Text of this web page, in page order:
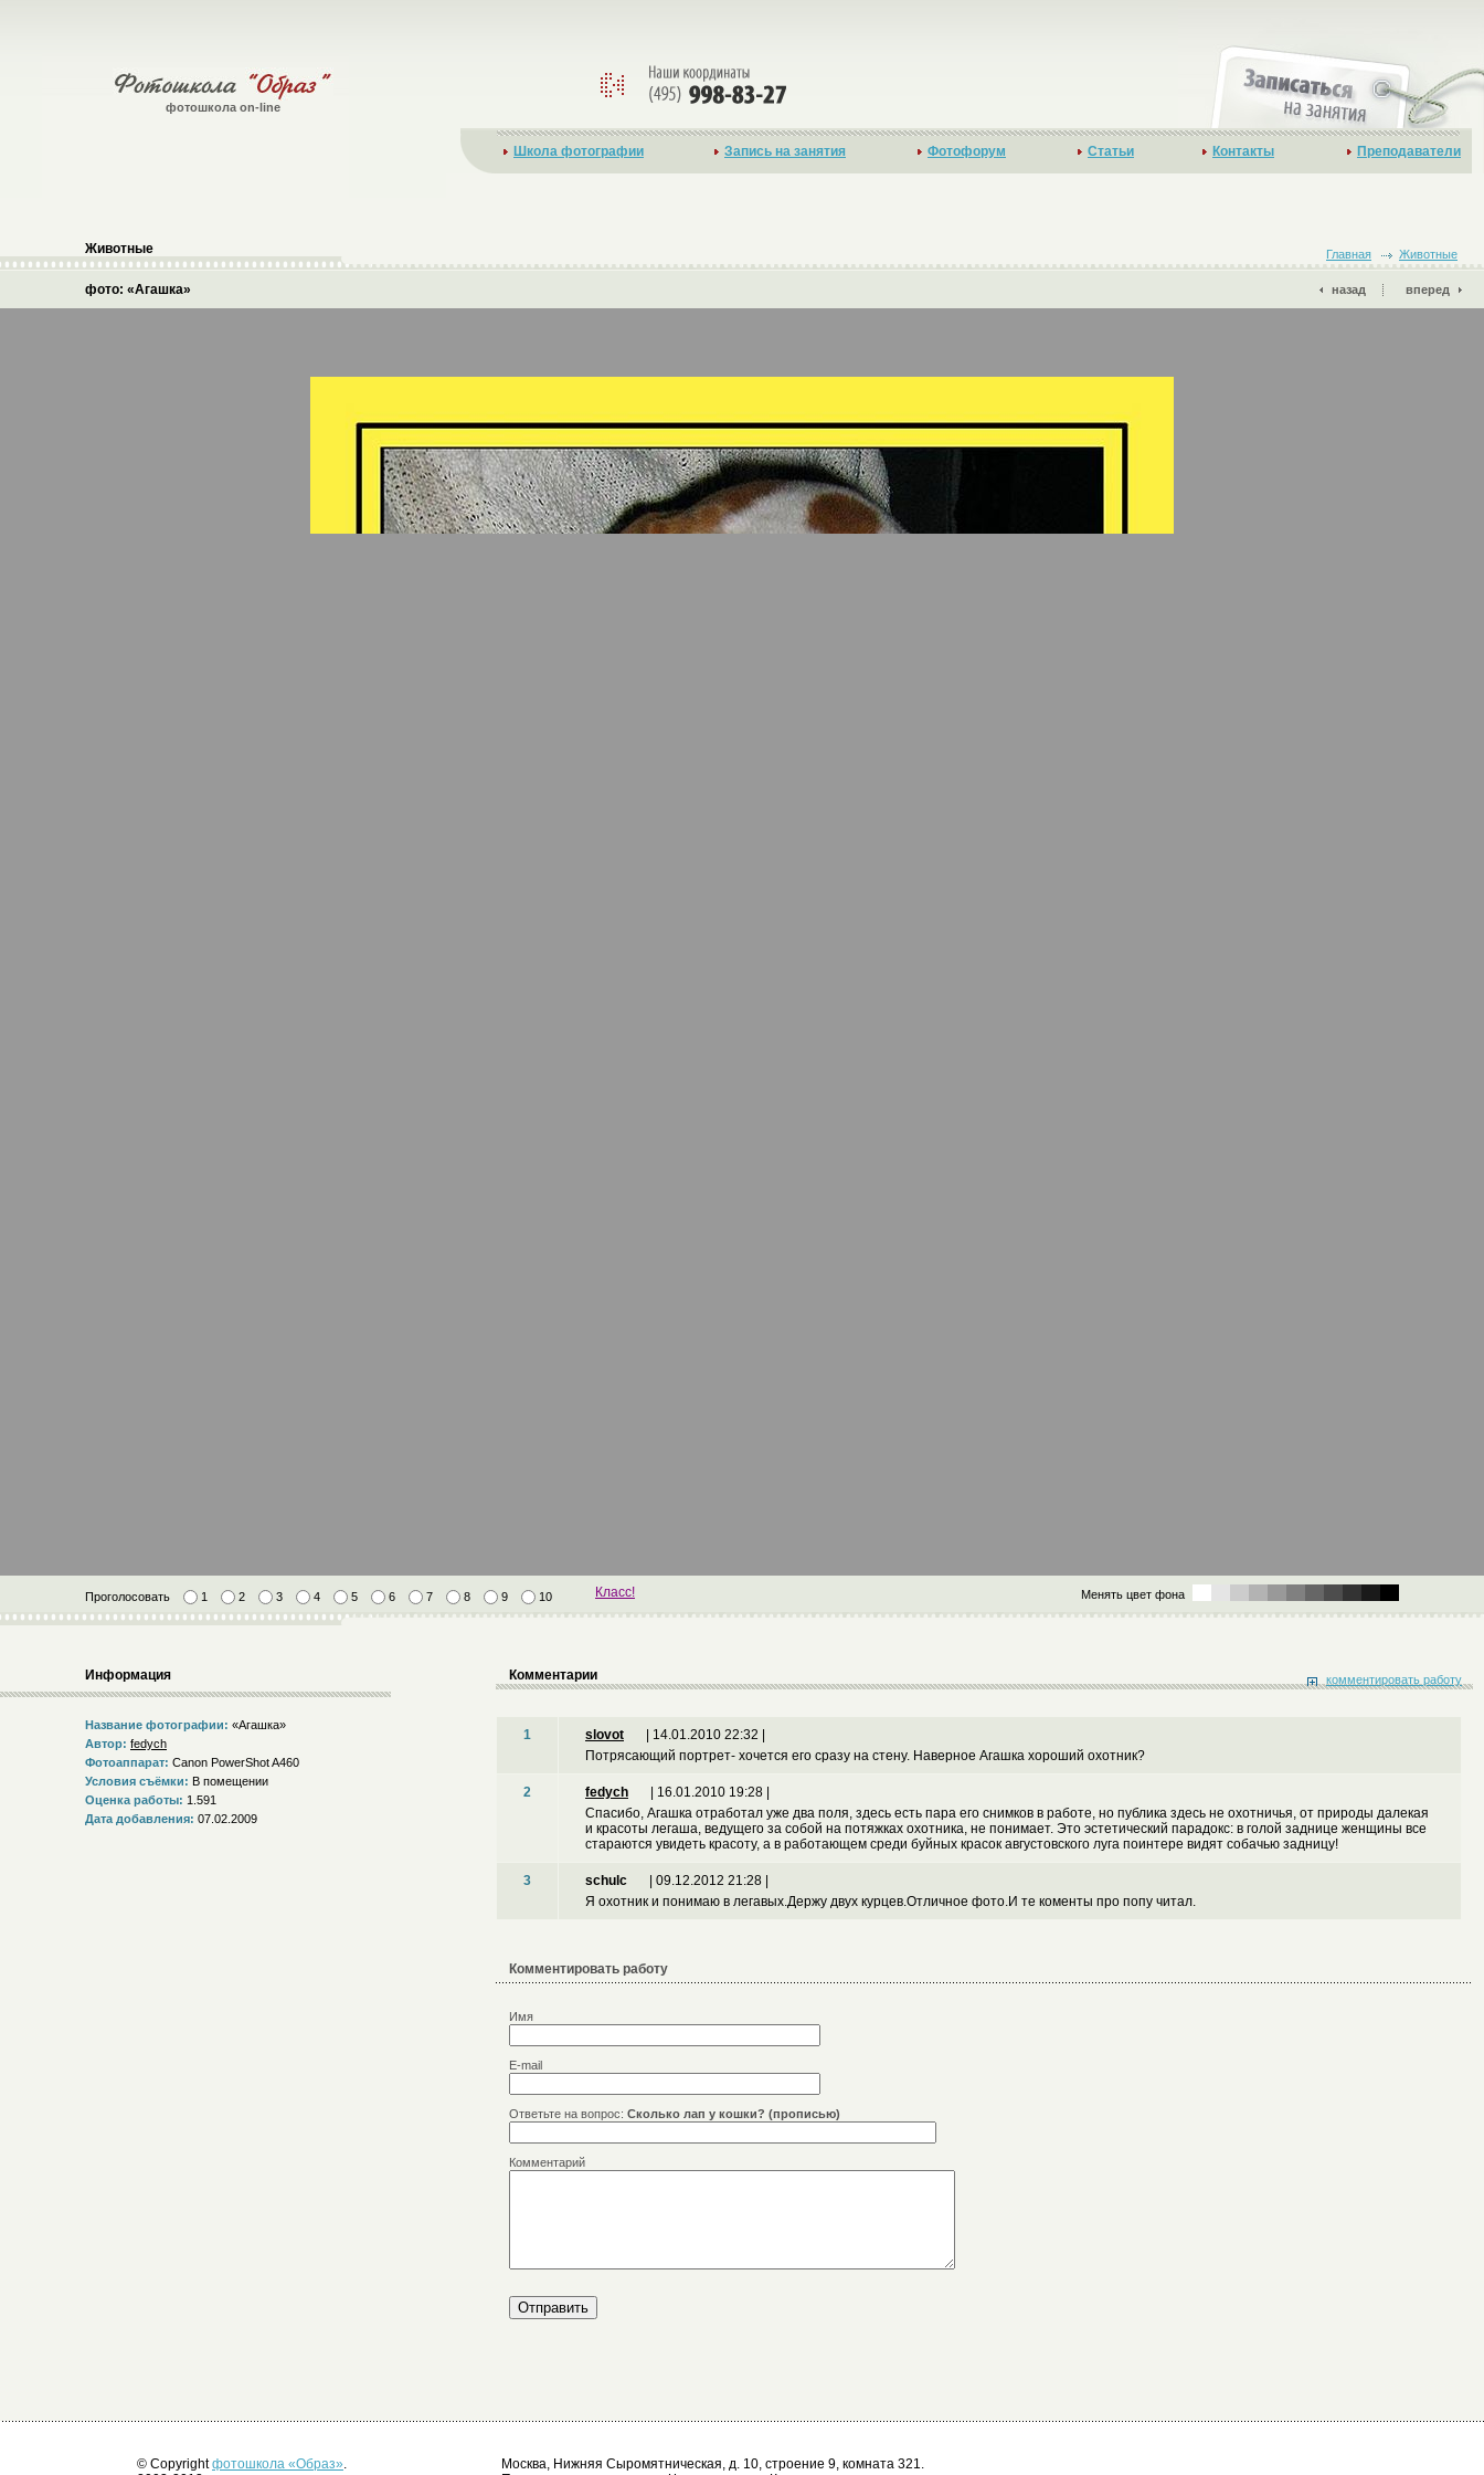
фотошкола on-line
Школа фотографии Запись на занятия Фотофорум Статьи Контакты Преподаватели
Главная Животные
Животные
назад вперед
фото: «Агашка»
Проголосовать 1 2 3 4 5 6 7 8 9 10 Класс! Менять цвет фона
Информация
Название фотографии: «Агашка»
Автор: fedych
Фотоаппарат: Canon PowerShot A460
Условия съёмки: В помещении
Оценка работы: 1.591
Дата добавления: 07.02.2009
комментировать работу
Комментарии
1 slovot
| 14.01.2010 22:32 |
Потрясающий портрет- хочется его сразу на стену. Наверное Агашка хороший охотник?
2 fedych
| 16.01.2010 19:28 |
Спасибо, Агашка отработал уже два поля, здесь есть пара его снимков в работе, но публика здесь не охотничья, от природы далекая
и красоты легаша, ведущего за собой на потяжках охотника, не понимает. Это эстетический парадокс: в голой заднице женщины все
стараются увидеть красоту, а в работающем среди буйных красок августовского луга поинтере видят собачью задницу!
3 schulc
| 09.12.2012 21:28 |
Я охотник и понимаю в легавых.Держу двух курцев.Отличное фото.И те коменты про попу читал.
Комментировать работу
Имя
E-mail
Ответьте на вопрос: Сколько лап у кошки? (прописью)
Комментарий
© Copyrightфотошкола «Образ».
Москва, Нижняя Сыромятническая, д. 10, строение 9, комната 321.